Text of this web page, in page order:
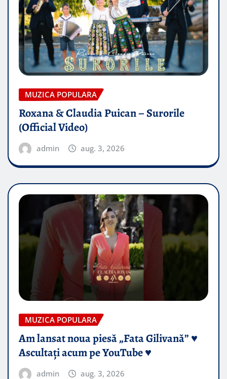
MUZICA POPULARA
Roxana & Claudia Puican – Surorile
(Official Video)
admin aug. 3, 2026
MUZICA POPULARA
Am lansat noua piesă „Fata Gilivană” ♥️
Ascultați acum pe YouTube ♥️
admin aug. 3, 2026